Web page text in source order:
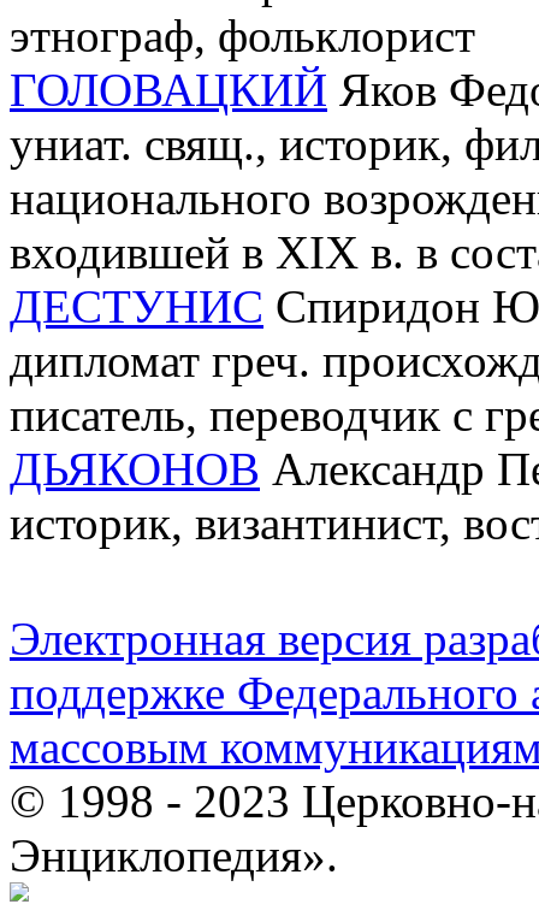
этнограф, фольклорист
ГОЛОВАЦКИЙ Яков
униат. свящ., историк,
национального
входившей в XIX в. в
ДЕСТУНИС Спиридон
дипломат греч.
писатель, переводчик с
ДЬЯКОНОВ Александр
историк, византинист,
Электронная версия
поддержке Федерального
массовым
© 1998 - 2023 Церковно-
Энциклопедия».